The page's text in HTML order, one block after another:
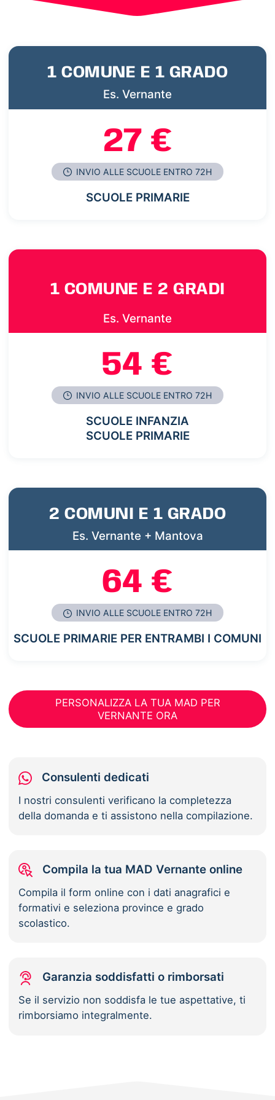
1 COMUNE E 1 GRADO
Es. Vernante
27 €
INVIO ALLE SCUOLE ENTRO 72H
SCUOLE PRIMARIE
1 COMUNE E 2 GRADI
Es. Vernante
54 €
INVIO ALLE SCUOLE ENTRO 72H
SCUOLE INFANZIA
SCUOLE PRIMARIE
2 COMUNI E 1 GRADO
Es. Vernante + Mantova
64 €
INVIO ALLE SCUOLE ENTRO 72H
SCUOLE PRIMARIE PER ENTRAMBI I COMUNI
PERSONALIZZA LA TUA MAD PER
VERNANTE ORA
Consulenti dedicati
I nostri consulenti verificano la completezza
della domanda e ti assistono nella compilazione.
Compila la tua MAD Vernante online
Compila il form online con i dati anagrafici e
formativi e seleziona province e grado
scolastico.
Garanzia soddisfatti o rimborsati
Se il servizio non soddisfa le tue aspettative, ti
rimborsiamo integralmente.